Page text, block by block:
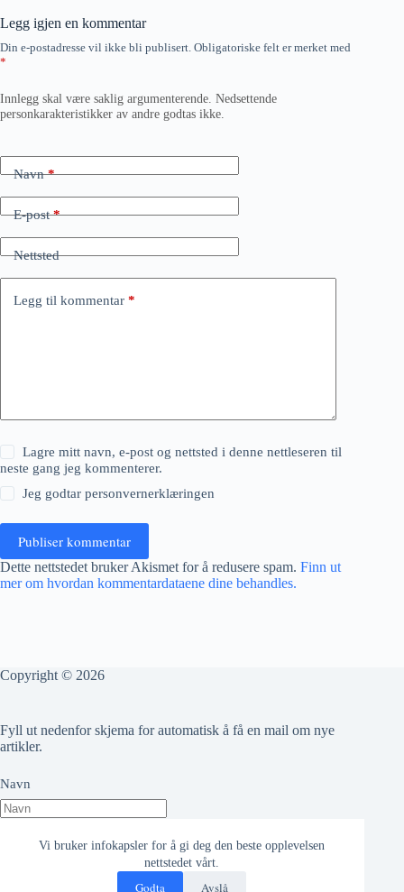
Vi bruker infokapsler for å gi deg den beste opplevelsen
nettstedet vårt.
Godta Avslå
Legg igjen en kommentar
Din e-postadresse vil ikke bli publisert. Obligatoriske felt er merket med
*
Innlegg skal være saklig argumenterende. Nedsettende
personkarakteristikker av andre godtas ikke.
Navn*
E-post*
Nettsted
Legg til kommentar *
Lagre mitt navn, e-post og nettsted i denne nettleseren til
neste gang jeg kommenterer.
Jeg godtarpersonvernerklæringen
Publiser kommentar
Dette nettstedet bruker Akismet for å redusere spam. Finn ut
mer om hvordan kommentardataene dine behandles.
Copyright © 2026
Fyll ut nedenfor skjema for automatisk å få en mail om nye
artikler.
Navn